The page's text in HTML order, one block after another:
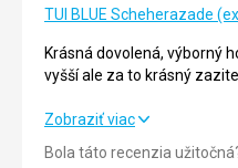
Pláž
Skvěle čisté
Strava
TUI BLUE Scheherazade
Krásná dovolená, výborný
vyšší ale za to krásný
Krásná dovolená, výborný
Zobraziť viac
Bola táto recenzia